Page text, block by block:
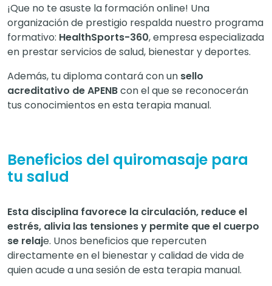
¡Que no te asuste la formación online! Una
organización de prestigio respalda nuestro programa
formativo: HealthSports-360, empresa especializada
en prestar servicios de salud, bienestar y deportes.
Además, tu diploma contará con un sello
acreditativo de APENBcon el que se reconocerán
tus conocimientos en esta terapia manual.
Beneficios del quiromasaje para
tu salud
Esta disciplina favorece la circulación, reduce el
estrés, alivia las tensiones y permite que el cuerpo
se relaje. Unos beneficios que repercuten
directamente en el bienestar y calidad de vida de
quien acude a una sesión de esta terapia manual.